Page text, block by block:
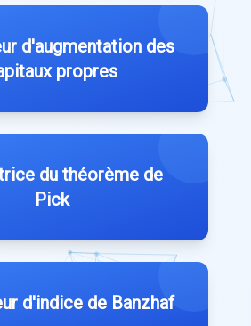
d'augmentation des
propres
du théorème de
Pick
d'indice de Banzhaf